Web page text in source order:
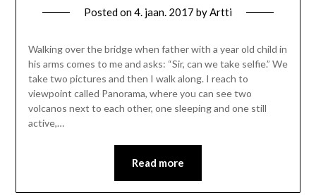
Posted on4. jaan. 2017 byArtti
Walking over the bridge when father with a year old child in
his arms comes to me and asks: “Sir, can we take selfie.” We
take two pictures and then I walk along. I reach to
viewpoint called Panorama, where you can see two
volcanos next to each other, one sleeping and one still
active,…
Read more